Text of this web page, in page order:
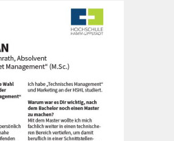
and Security
Abteilung des
habe.
habe ich vermehrt
dabei für mich sowohl